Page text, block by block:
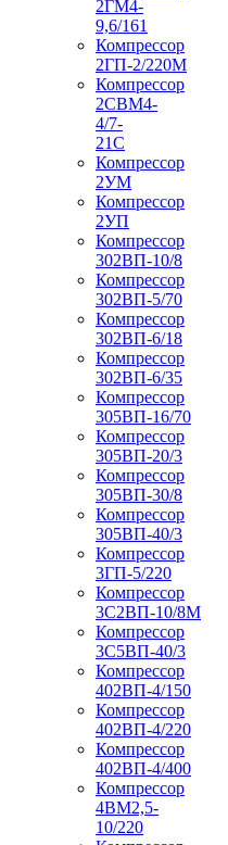
2ГМ4-
9,6/161
Компрессор
2ГП-2/220М
Компрессор
2СВМ4-
4/7-
21С
Компрессор
2УМ
Компрессор
2УП
Компрессор
302ВП-10/8
Компрессор
302ВП-5/70
Компрессор
302ВП-6/18
Компрессор
302ВП-6/35
Компрессор
305ВП-16/70
Компрессор
305ВП-20/3
Компрессор
305ВП-30/8
Компрессор
305ВП-40/3
Компрессор
3ГП-5/220
Компрессор
3С2ВП-10/8М
Компрессор
3С5ВП-40/3
Компрессор
402ВП-4/150
Компрессор
402ВП-4/220
Компрессор
402ВП-4/400
Компрессор
4ВМ2,5-
10/220